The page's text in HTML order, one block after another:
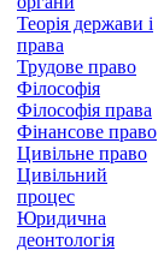
Теорія держави і
права
Трудове право
Філософія
Філософія права
Фінансове право
Цивільне право
Цивільний
процес
Юридична
деонтологія